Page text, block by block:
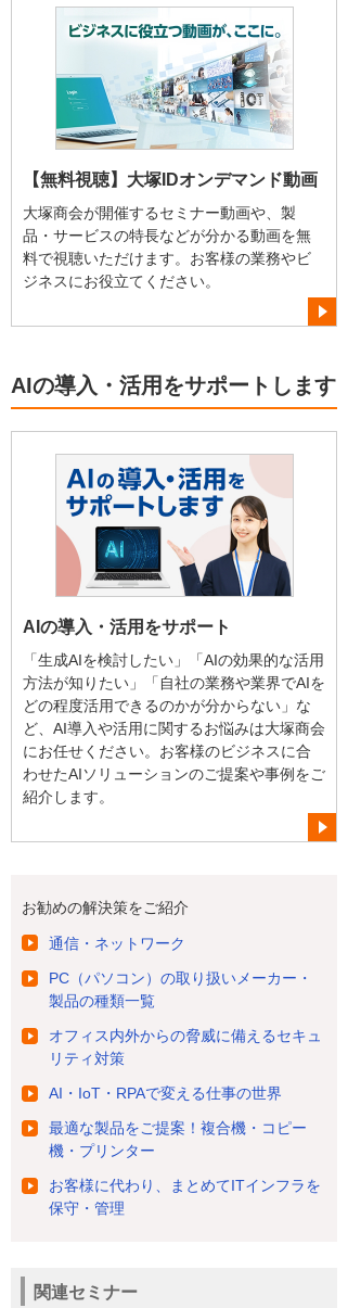
【無料視聴】大塚IDオンデマンド動画
大塚商会が開催するセミナー動画や、製
品・サービスの特長などが分かる動画を無
料で視聴いただけます。お客様の業務やビ
ジネスにお役立てください。
AIの導入・活用をサポートします
AIの導入・活用をサポート
「生成AIを検討したい」「AIの効果的な活用
方法が知りたい」「自社の業務や業界でAIを
どの程度活用できるのかが分からない」な
ど、AI導入や活用に関するお悩みは大塚商会
にお任せください。お客様のビジネスに合
わせたAIソリューションのご提案や事例をご
紹介します。
お勧めの解決策をご紹介
通信・ネットワーク
PC（パソコン）の取り扱いメーカー・
製品の種類一覧
オフィス内外からの脅威に備えるセキュ
リティ対策
AI・IoT・RPAで変える仕事の世界
最適な製品をご提案！複合機・コピー
機・プリンター
お客様に代わり、まとめてITインフラを
保守・管理
関連セミナー